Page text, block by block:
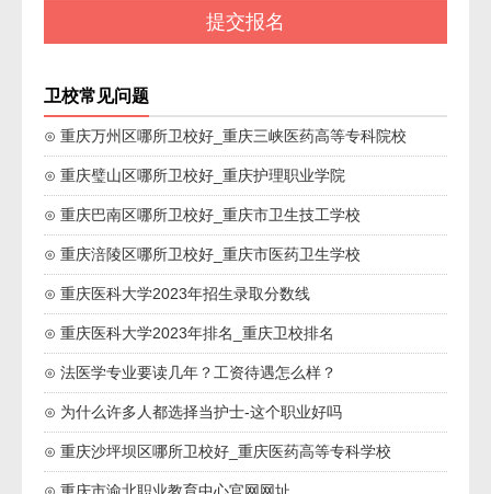
卫校常见问题
⊙ 重庆万州区哪所卫校好_重庆三峡医药高等专科院校
⊙ 重庆璧山区哪所卫校好_重庆护理职业学院
⊙ 重庆巴南区哪所卫校好_重庆市卫生技工学校
⊙ 重庆涪陵区哪所卫校好_重庆市医药卫生学校
⊙ 重庆医科大学2023年招生录取分数线
⊙ 重庆医科大学2023年排名_重庆卫校排名
⊙ 法医学专业要读几年？工资待遇怎么样？
⊙ 为什么许多人都选择当护士-这个职业好吗
⊙ 重庆沙坪坝区哪所卫校好_重庆医药高等专科学校